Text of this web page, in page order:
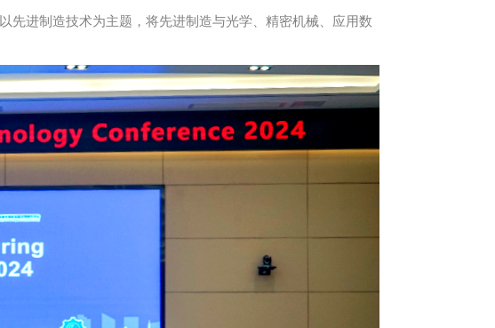
进制造技术为主题，将先进制造与光学、精密机械、应用数